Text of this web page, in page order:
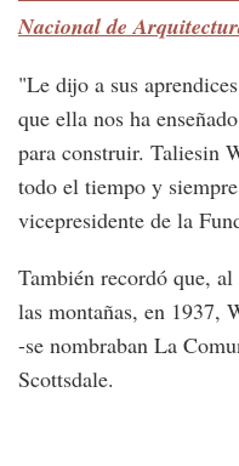
Nacional de
"Le dijo a sus
que ella nos ha
para construir. Taliesin
todo el tiempo y
vicepresidente de la
También recordó que,
las montañas, en 1937,
-se nombraban La
Scottsdale.